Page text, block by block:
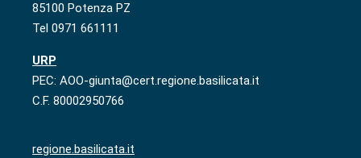
85100 Potenza PZ
Tel 0971 661111
URP
PEC: AOO-giunta@cert.regione.basilicata.it
C.F. 80002950766
regione.basilicata.it